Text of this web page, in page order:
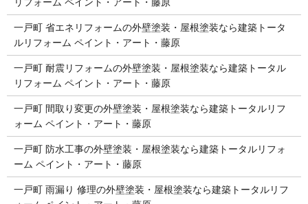
一戸町 省エネリフォームの外壁塗装・屋根塗装なら建築トータ
ルリフォーム ペイント・アート・藤原
一戸町 耐震リフォームの外壁塗装・屋根塗装なら建築トータル
リフォーム ペイント・アート・藤原
一戸町 間取り変更の外壁塗装・屋根塗装なら建築トータルリフ
ォーム ペイント・アート・藤原
一戸町 防水工事の外壁塗装・屋根塗装なら建築トータルリフォ
ーム ペイント・アート・藤原
一戸町 雨漏り 修理の外壁塗装・屋根塗装なら建築トータルリフ